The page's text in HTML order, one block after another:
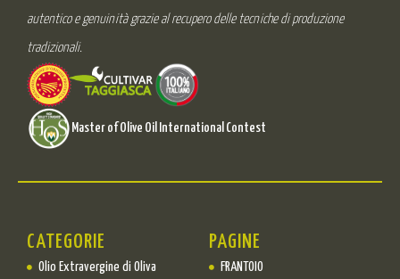
autentico e genuinità grazie al recupero delle tecniche di produzione
tradizionali.
Master of Olive Oil International Contest
CATEGORIE
Olio Extravergine di Oliva
PAGINE
FRANTOIO